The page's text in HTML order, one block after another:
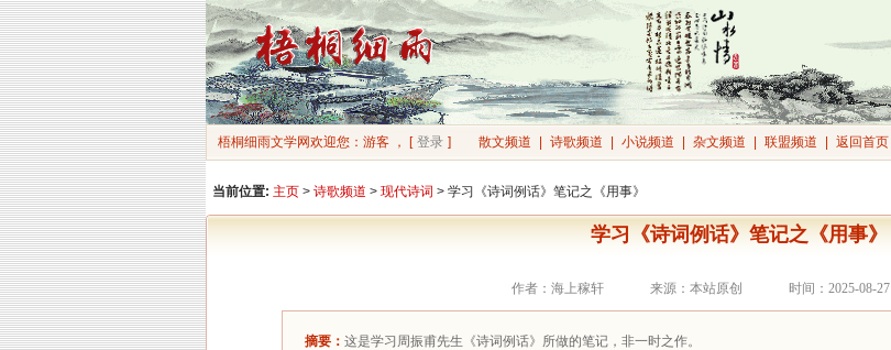
梧桐细雨文学网欢迎您：游客 ， [ 登录 ] 散文频道 诗歌频道 小说频道 杂文频道 联盟频道 返回首页
当前位置: 主页 > 诗歌频道 > 现代诗词 > 学习《诗词例话》笔记之《用事》
学习《诗词例话》笔记之《用事》
作者：海上稼轩 来源：本站原创 时间：2025-08-27
摘要： 这是学习周振甫先生《诗词例话》所做的笔记，非一时之作。